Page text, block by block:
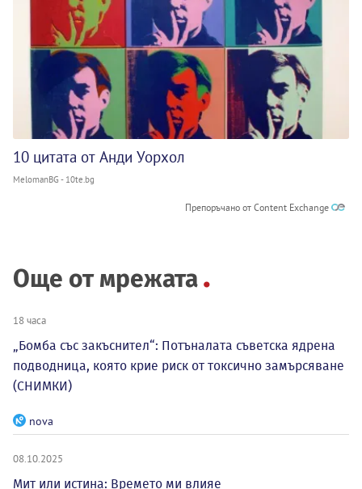
10 цитата от Анди Уорхол
MelomanBG - 10te.bg
Препоръчано от Content Exchange
Още от мрежата
18 часа
„Бомба със закъснител“: Потъналата съветска ядрена
подводница, която крие риск от токсично замърсяване
(СНИМКИ)
nova
08.10.2025
Мит или истина: Времето ми влияе